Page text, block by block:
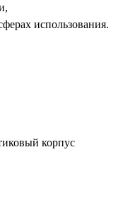
использования.
корпус